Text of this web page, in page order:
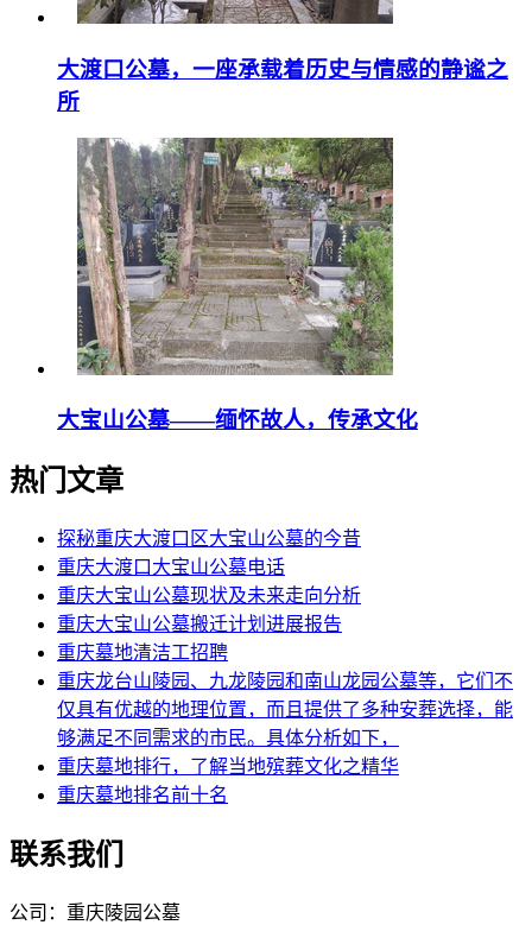
大渡口公墓，一座承载着历史与情感的静谧之
所
大宝山公墓——缅怀故人，传承文化
热门文章
探秘重庆大渡口区大宝山公墓的今昔
重庆大渡口大宝山公墓电话
重庆大宝山公墓现状及未来走向分析
重庆大宝山公墓搬迁计划进展报告
重庆墓地清洁工招聘
重庆龙台山陵园、九龙陵园和南山龙园公墓等，它们不
仅具有优越的地理位置，而且提供了多种安葬选择，能
够满足不同需求的市民。具体分析如下，
重庆墓地排行，了解当地殡葬文化之精华
重庆墓地排名前十名
联系我们
公司：重庆陵园公墓